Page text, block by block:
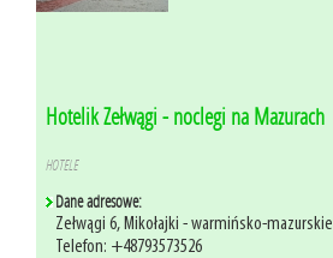
Hotelik Zełwągi - noclegi na Mazurach
HOTELE
Dane adresowe:
Zełwągi 6, Mikołajki - warmińsko-mazurskie
Telefon: +48793573526